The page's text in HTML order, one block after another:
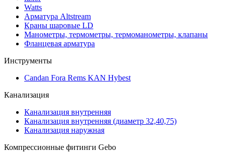
Watts
Арматура Altstream
Краны шаровые LD
Манометры, термометры, термоманометры, клапаны
Фланцевая арматура
Инструменты
Candan Fora Rems KAN Hybest
Канализация
Канализация внутренняя
Канализация внутренняя (диаметр 32,40,75)
Канализация наружная
Компрессионные фитинги Gebo